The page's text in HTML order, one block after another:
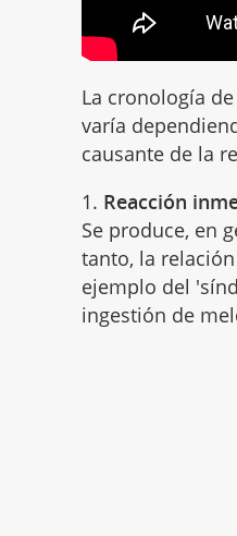
La cronología
varía
causante de la
1. Reacción
Se produce, en
tanto, la
ejemplo del
ingestión de